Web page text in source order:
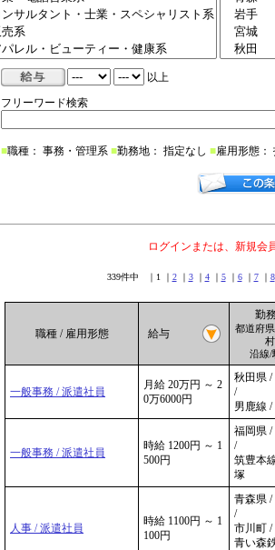
以上
フリーワード検索
■職種： 事務・管理系 ■勤務地： 指定なし ■雇用形態：
ログインまたは、新規会
339件中 ｜1 ｜ 2｜ 3｜ 4｜ 5｜ 6｜ 7｜ 8
職種 / 雇用形態 給与
勤
都道府
沿線/
一般事務 / 派遣社員
月給 20万円 ～ 2
0万6000円
秋田県 /
/
男鹿線
一般事務 / 派遣社員
時給 1200円 ～ 1
500円
福岡県 /
/
筑豊本
塚
人事 / 派遣社員
時給 1100円 ～ 1
100円
青森県 /
/
市川町 /
青い森